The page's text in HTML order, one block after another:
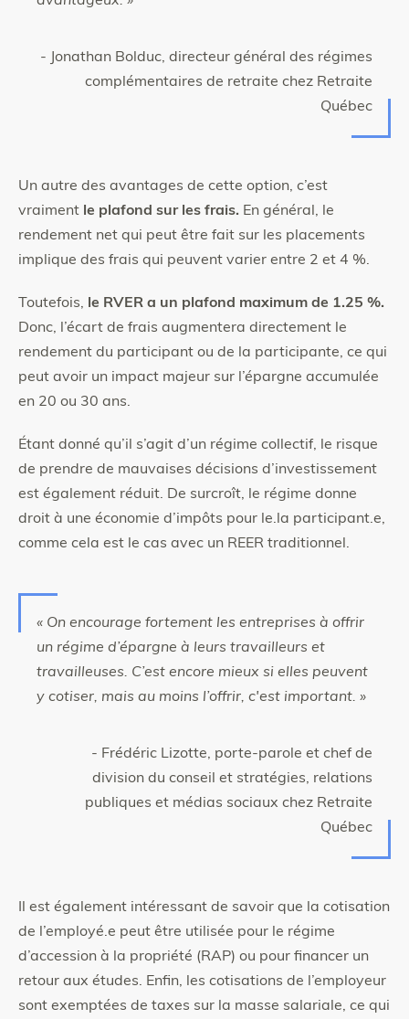
- Jonathan Bolduc, directeur général des régimes
complémentaires de retraite chez Retraite
Québec
Un autre des avantages de cette option, c’est
vraiment le plafond sur les frais. En général, le
rendement net qui peut être fait sur les placements
implique des frais qui peuvent varier entre 2 et 4 %.
Toutefois, le RVER a un plafond maximum de 1.25 %.
Donc, l’écart de frais augmentera directement le
rendement du participant ou de la participante, ce qui
peut avoir un impact majeur sur l’épargne accumulée
en 20 ou 30 ans.
Étant donné qu’il s’agit d’un régime collectif, le risque
de prendre de mauvaises décisions d’investissement
est également réduit. De surcroît, le régime donne
droit à une économie d’impôts pour le.la participant.e,
comme cela est le cas avec un REER traditionnel.
« On encourage fortement les entreprises à offrir
un régime d’épargne à leurs travailleurs et
travailleuses. C’est encore mieux si elles peuvent
y cotiser, mais au moins l’offrir, c'est important. »
- Frédéric Lizotte, porte-parole et chef de
division du conseil et stratégies, relations
publiques et médias sociaux chez Retraite
Québec
Il est également intéressant de savoir que la cotisation
de l’employé.e peut être utilisée pour le régime
d’accession à la propriété (RAP) ou pour financer un
retour aux études. Enfin, les cotisations de l’employeur
sont exemptées de taxes sur la masse salariale, ce qui